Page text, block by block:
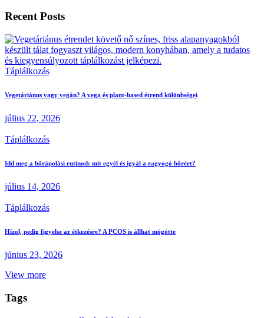
Recent Posts
Táplálkozás
Vegetáriánus vagy vegán? A vega és plant-based étrend különbségei
július 22, 2026
Táplálkozás
Idd meg a bőrápolási rutinod: mit egyél és igyál a ragyogó bőrért?
július 14, 2026
Táplálkozás
Hízol, pedig figyelsz az étkezésre? A PCOS is állhat mögötte
június 23, 2026
View more
Tags